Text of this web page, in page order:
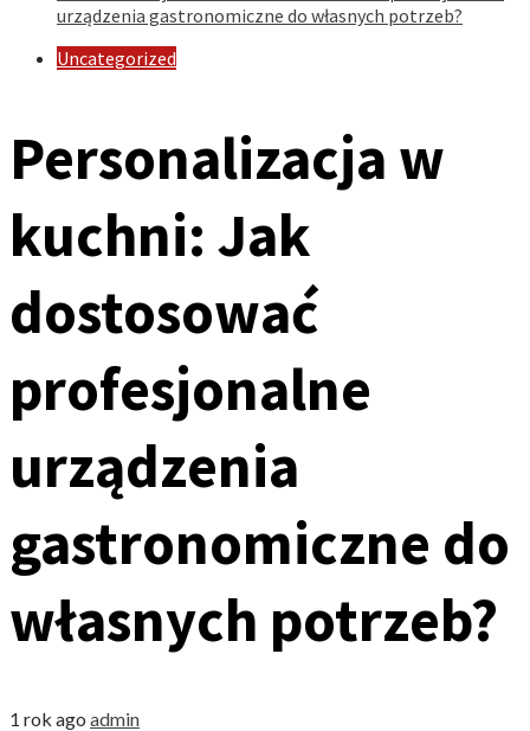
urządzenia gastronomiczne do własnych potrzeb?
Uncategorized
Personalizacja w
kuchni: Jak
dostosować
profesjonalne
urządzenia
gastronomiczne do
własnych potrzeb?
1 rok ago admin